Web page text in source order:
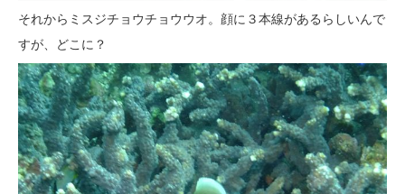
それからミスジチョウチョウウオ。顔に３本線があるらしいんで
すが、どこに？